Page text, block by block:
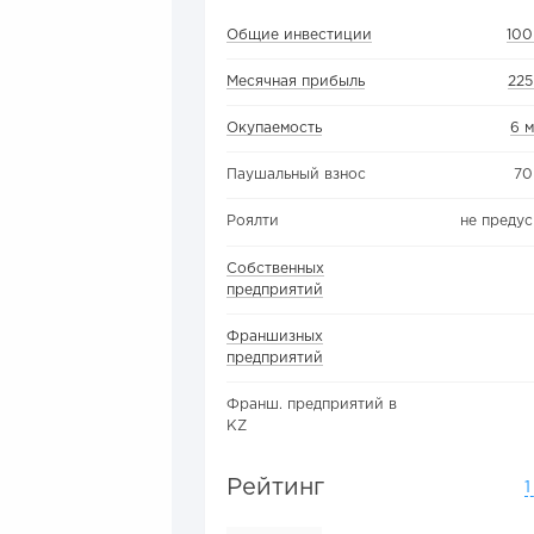
Общие инвестиции
Месячная прибыль
Окупаемость 6
Паушальный взнос
Роялти не
Собственных
предприятий
Франшизных
предприятий
Франш. предприятий в
KZ
Рейтинг